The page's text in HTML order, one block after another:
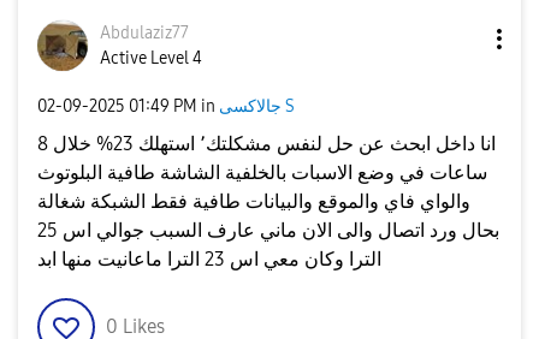
Abdulaziz77
Active Level 4
‎02-09-2025 01:49 PM in جالاكسى S
انا داخل ابحث عن حل لنفس مشكلتك٬ استهلك 23% خلال 8
ساعات في وضع الاسبات بالخلفية الشاشة طافية البلوتوث
والواي فاي والموقع والبيانات طافية فقط الشبكة شغالة
بحال ورد اتصال والى الان ماني عارف السبب جوالي اس 25
الترا وكان معي اس 23 الترا ماعانيت منها ابد
0 Likes